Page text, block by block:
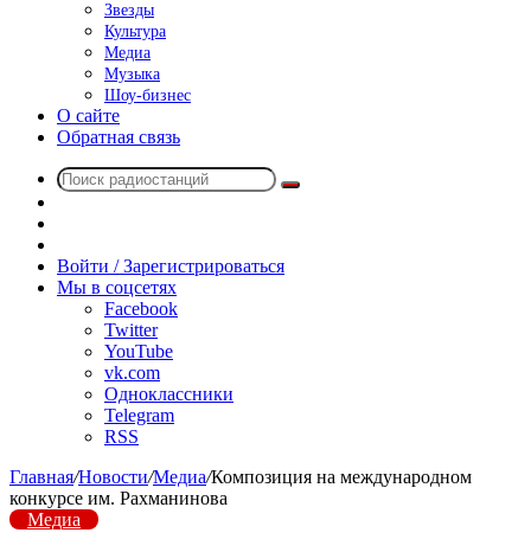
Звезды
Культура
Медиа
Музыка
Шоу-бизнес
О сайте
Обратная связь
Поиск
радио
Войти / Зарегистрироваться
Мы в соцсетях
Facebook
Twitter
YouTube
vk.com
Одноклассники
Telegram
RSS
Главная/Новости/Медиа/Композиция на международном
конкурсе им. Рахманинова
Медиа